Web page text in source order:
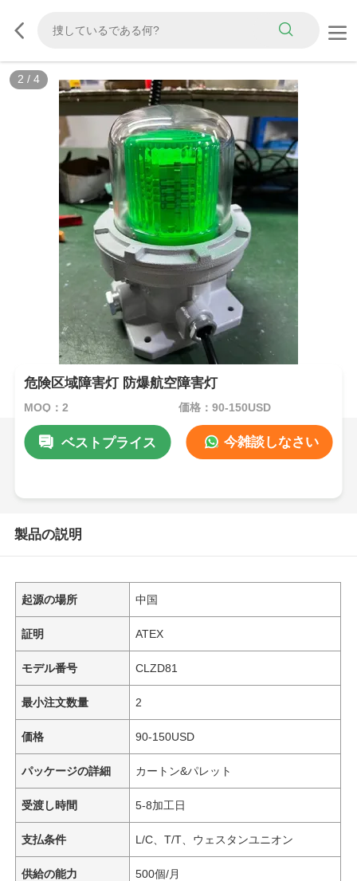
2 / 4
危険区域障害灯 防爆航空障害灯
MOQ：2 価格：90-150USD
ベストプライス 今雑談しなさい
製品の説明
起源の場所 中国
証明 ATEX
モデル番号 CLZD81
最小注文数量 2
価格 90-150USD
パッケージの詳細 カートン&パレット
受渡し時間 5-8加工日
支払条件 L/C、T/T、ウェスタンユニオン
供給の能力 500個/月